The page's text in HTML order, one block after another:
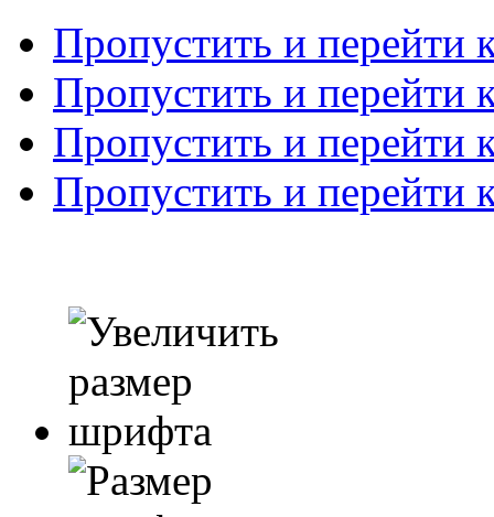
Пропустить и перейти
Пропустить и перейти
Пропустить и перейти
Пропустить и перейти